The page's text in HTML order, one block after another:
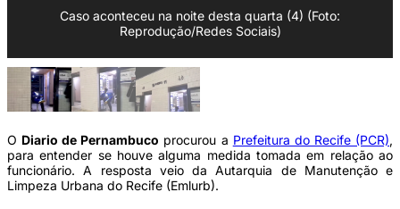
Caso aconteceu na noite desta quarta (4) (Foto:
Reprodução/Redes Sociais)
O Diario de Pernambuco procurou a Prefeitura do Recife (PCR),
para entender se houve alguma medida tomada em relação ao
funcionário. A resposta veio da Autarquia de Manutenção e
Limpeza Urbana do Recife (Emlurb).